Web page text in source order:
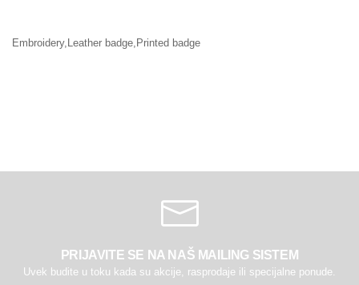
Embroidery,Leather badge,Printed badge
PRIJAVITE SE NA NAŠ MAILING SISTEM
Uvek budite u toku kada su akcije, rasprodaje ili specijalne ponude.